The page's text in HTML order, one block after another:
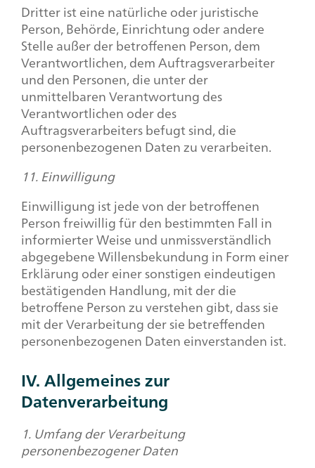
Dritter ist eine natürliche oder juristische
Person, Behörde, Einrichtung oder andere
Stelle außer der betroffenen Person, dem
Verantwortlichen, dem Auftragsverarbeiter
und den Personen, die unter der
unmittelbaren Verantwortung des
Verantwortlichen oder des
Auftragsverarbeiters befugt sind, die
personenbezogenen Daten zu verarbeiten.
11. Einwilligung
Einwilligung ist jede von der betroffenen
Person freiwillig für den bestimmten Fall in
informierter Weise und unmissverständlich
abgegebene Willensbekundung in Form einer
Erklärung oder einer sonstigen eindeutigen
bestätigenden Handlung, mit der die
betroffene Person zu verstehen gibt, dass sie
mit der Verarbeitung der sie betreffenden
personenbezogenen Daten einverstanden ist.
IV. Allgemeines zur
Datenverarbeitung
1. Umfang der Verarbeitung
personenbezogener Daten